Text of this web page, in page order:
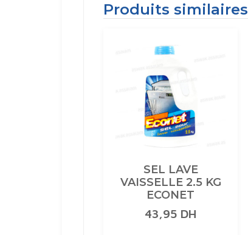
Produits similaires
SEL LAVE
VAISSELLE 2.5 KG
ECONET
43,95 DH